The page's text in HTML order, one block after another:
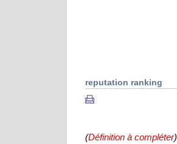
reputation ranking
(Définition à compléter)